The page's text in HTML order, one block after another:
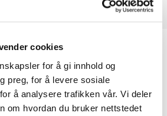
cookies
for å gi innhold og
preg, for å levere sosiale
å analysere trafikken vår. Vi deler
om hvordan du bruker nettstedet
– Fibo